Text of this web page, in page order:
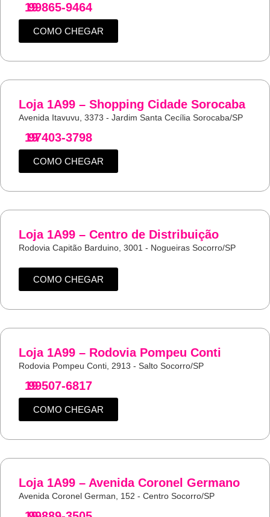
19
99865-9464
COMO CHEGAR
Loja 1A99 – Shopping Cidade Sorocaba
Avenida Itavuvu, 3373 - Jardim Santa Cecília Sorocaba/SP
19
97403-3798
COMO CHEGAR
Loja 1A99 – Centro de Distribuição
Rodovia Capitão Barduino, 3001 - Nogueiras Socorro/SP
COMO CHEGAR
Loja 1A99 – Rodovia Pompeu Conti
Rodovia Pompeu Conti, 2913 - Salto Socorro/SP
19
99507-6817
COMO CHEGAR
Loja 1A99 – Avenida Coronel Germano
Avenida Coronel German, 152 - Centro Socorro/SP